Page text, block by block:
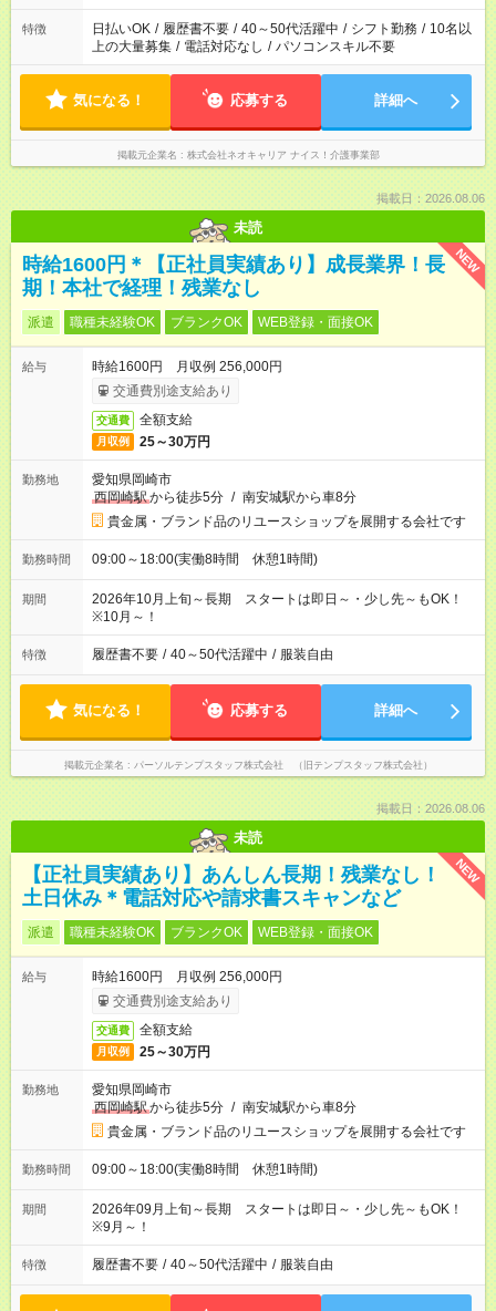
仕事をご紹介できます！ 登録の際に、あなたのご希望をお聞か
せください。
特徴 日払いOK / 履歴書不要 / 40～50代活躍中 / シフト勤務 / 10名以
上の大量募集 / 電話対応なし / パソコンスキル不要
気になる！ 応募する 詳細へ
掲載元企業名 株式会社ネオキャリア ナイス！介護事業部
掲載日：2026.08.06
未読
NEW
時給1600円＊【正社員実績あり】成長業界！長
期！本社で経理！残業なし
派遣 職種未経験OK ブランクOK WEB登録・面接OK
給与
時給1600円 月収例 256,000円
交通費別途支給あり
交通費 全額支給
月収例 25～30万円
勤務地
愛知県岡崎市
西岡崎駅から徒歩5分 / 南安城駅から車8分
貴金属・ブランド品のリユースショップを展開する会社です
勤務時間 09:00～18:00(実働8時間 休憩1時間)
期間
2026年10月上旬～長期 スタートは即日～・少し先～もOK！
※10月～！
特徴 履歴書不要 / 40～50代活躍中 / 服装自由
気になる！ 応募する 詳細へ
掲載元企業名 パーソルテンプスタッフ株式会社 （旧テンプスタッフ株式会社）
掲載日：2026.08.06
未読
NEW
【正社員実績あり】あんしん長期！残業なし！
土日休み＊電話対応や請求書スキャンなど
派遣 職種未経験OK ブランクOK WEB登録・面接OK
給与
時給1600円 月収例 256,000円
交通費別途支給あり
交通費 全額支給
月収例 25～30万円
勤務地
愛知県岡崎市
西岡崎駅から徒歩5分 / 南安城駅から車8分
貴金属・ブランド品のリユースショップを展開する会社です
勤務時間 09:00～18:00(実働8時間 休憩1時間)
期間
2026年09月上旬～長期 スタートは即日～・少し先～もOK！
※9月～！
特徴 履歴書不要 / 40～50代活躍中 / 服装自由